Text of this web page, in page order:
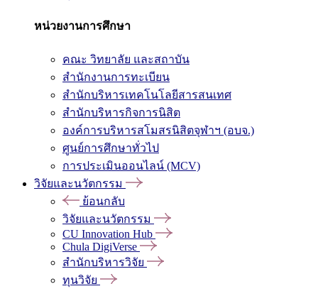
หน่วยงานการศึกษา
คณะ วิทยาลัย และสถาบัน
สำนักงานการทะเบียน
สำนักบริหารเทคโนโลยีสารสนเทศ
สำนักบริหารกิจการนิสิต
องค์การบริหารสโมสรนิสิตจุฬาฯ (อบจ.)
ศูนย์การศึกษาทั่วไป
การประเมินออนไลน์ (MCV)
วิจัยและนวัตกรรม
ย้อนกลับ
วิจัยและนวัตกรรม
CU Innovation Hub
Chula DigiVerse
สำนักบริหารวิจัย
ทุนวิจัย